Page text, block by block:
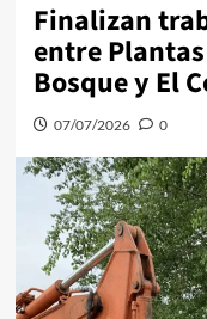
Finalizan
entre
Bosque y El
07/07/2026 0